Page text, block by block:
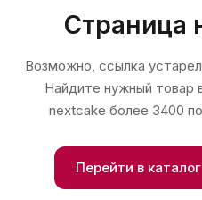
Страница
Возможно, ссылка
Найдите нужный товар
nextcake более 3400
Перейти в каталог